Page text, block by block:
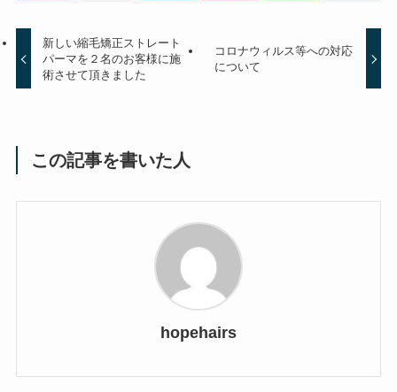
新しい縮毛矯正ストレート
パーマを２名のお客様に施
術させて頂きました
コロナウィルス等への対応
について
この記事を書いた人
hopehairs